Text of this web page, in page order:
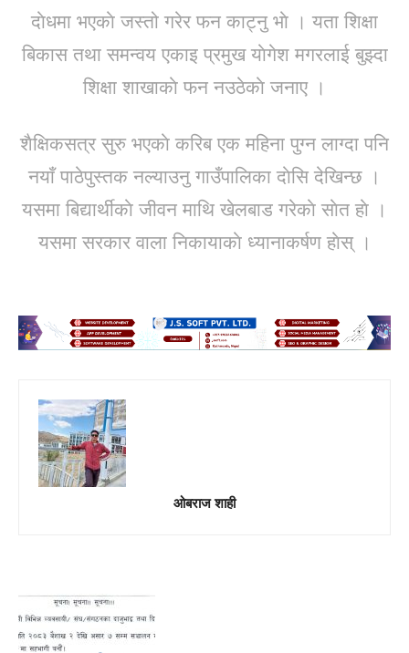
दाेधमा भएकाे जस्तो गरेर फन काट्नु भाे । यता शिक्षा
बिकास तथा समन्वय एकाइ प्रमुख याेगेश मगरलाई बुझ्दा
शिक्षा शाखाकाे फन नउठेकाे जनाए ।
शैक्षिकसत्र सुरु भएकाे करिब एक महिना पुग्न लाग्दा पनि
नयाँ पाठेपुस्तक नल्याउनु गाउँपालिका दाेसि देखिन्छ ।
यसमा बिद्यार्थीकाे जीवन माथि खेलबाड गरेकाे साेत हाे ।
यसमा सरकार वाला निकायाकाे ध्यानाकर्षण हाेस् ।
ओबराज शाही